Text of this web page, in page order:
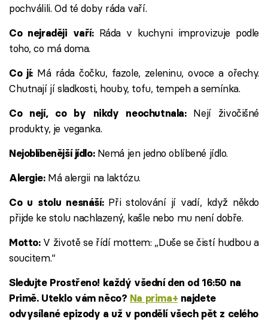
pochválili. Od té doby ráda vaří.
Co nejraději vaří: Ráda v kuchyni improvizuje podle
toho, co má doma.
Co jí: Má ráda čočku, fazole, zeleninu, ovoce a ořechy.
Chutnají jí sladkosti, houby, tofu, tempeh a semínka.
Co nejí, co by nikdy neochutnala: Nejí živočišné
produkty, je veganka.
Nejoblíbenější jídlo: Nemá jen jedno oblíbené jídlo.
Alergie: Má alergii na laktózu.
Co u stolu nesnáší:Při stolování jí vadí, když někdo
přijde ke stolu nachlazený, kašle nebo mu není dobře.
Motto: V životě se řídí mottem: „Duše se čistí hudbou a
soucitem.“
Sledujte Prostřeno! každý všední den od 16:50 na
Primě. Uteklo vám něco? Na prima+ najdete
odvysílané epizody a už v pondělí všech pět z celého